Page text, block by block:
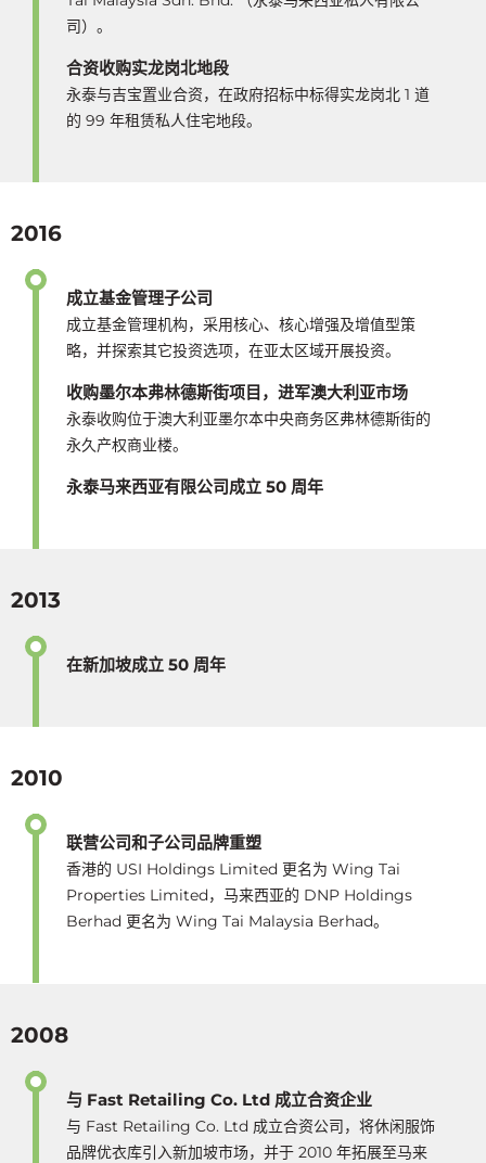
司）。
合资收购实龙岗北地段
永泰与吉宝置业合资，在政府招标中标得实龙岗北 1 道
的 99 年租赁私人住宅地段。
2016
成立基金管理子公司
成立基金管理机构，采用核心、核心增强及增值型策
略，并探索其它投资选项，在亚太区域开展投资。
收购墨尔本弗林德斯街项目，进军澳大利亚市场
永泰收购位于澳大利亚墨尔本中央商务区弗林德斯街的
永久产权商业楼。
永泰马来西亚有限公司成立 50 周年
2013
在新加坡成立 50 周年
2010
联营公司和子公司品牌重塑
香港的 USI Holdings Limited 更名为 Wing Tai
Properties Limited，马来西亚的 DNP Holdings
Berhad 更名为 Wing Tai Malaysia Berhad。
2008
与 Fast Retailing Co. Ltd 成立合资企业
与 Fast Retailing Co. Ltd 成立合资公司，将休闲服饰
品牌优衣库引入新加坡市场，并于 2010 年拓展至马来